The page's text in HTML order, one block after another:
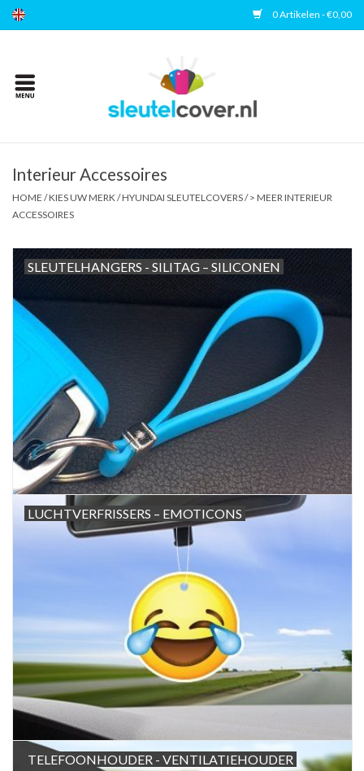
0 Artikelen - €0,00
Home
Accessoires
Veelgestelde vragen
Contact
Interieur Accessoires
HOME /KIES UW MERK /HYUNDAI SLEUTELCOVERS/> MEER INTERIEUR
ACCESSOIRES
SLEUTELHANGERS - SILITAG – SILICONEN
LUCHTVERFRISSERS – EMOTICONS
TELEFOONHOUDER - VENTILATIEHOUDER